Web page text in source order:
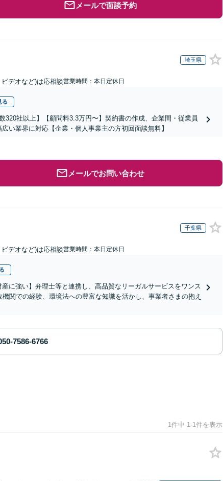
メールで面談予約
埼玉県
デオなど)は応相談営業時間：本日定休日
る
320社以上】【顧問料3.3万円〜】契約書の作成、企業間・従業員
い業界に対応【企業・個人事業主の方初回面談無料】
メールでお問い合わせ
千葉県
デオなど)は応相談営業時間：本日定休日
に強い】弁理士等と連携し、高品質なリーガルサービスをワンス
関での経験、環境法への豊富な知識を活かし、事業者さまの抱え
1件中 1-1件を表示